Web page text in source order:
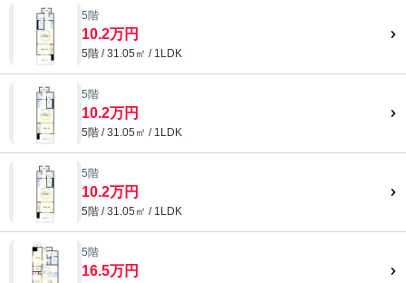
5階
10.2万円
5階 / 31.05㎡ / 1LDK
5階
10.2万円
5階 / 31.05㎡ / 1LDK
5階
10.2万円
5階 / 31.05㎡ / 1LDK
5階
16.5万円